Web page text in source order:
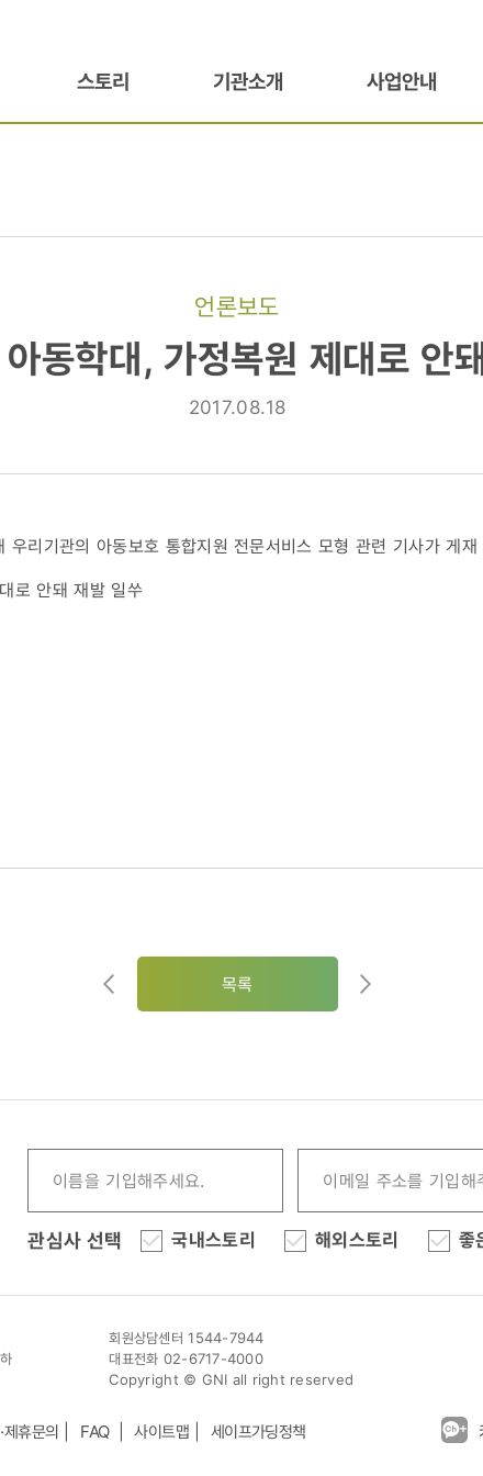
스토리 기관소개 사업안내
언론보도
동학대, 가정복원 제대로 안
2017.08.18
리기관의 아동보호 통합지원 전문서비스 모형 관련 기사가 게재
로 안돼 재발 일쑤
목록
관심사 선택 국내스토리 해외스토리 좋
회원상담센터 1544-7944
대표전화 02-6717-4000
Copyright © GNI all right reserved
제휴문의 FAQ 사이트맵 세이프가딩정책